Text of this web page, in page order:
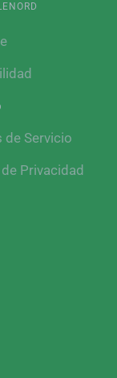
de Servicio
Privacidad